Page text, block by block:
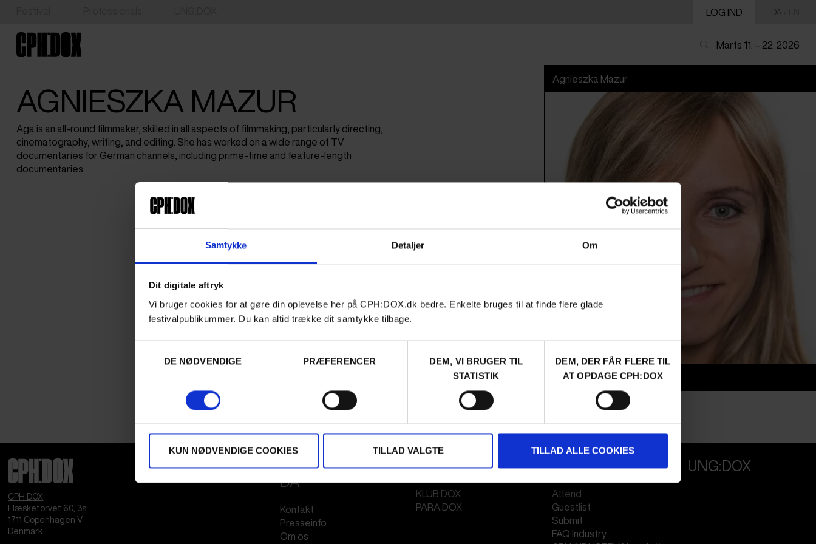
Samtykke Detaljer Om
Dit digitale aftryk
Vi bruger cookies for at gøre din oplevelse her på CPH:DOX.dk bedre. Enkelte bruges til at finde flere glade
festivalpublikummer. Du kan altid trække dit samtykke tilbage.
DE NØDVENDIGE
PRÆFERENCER
DEM, VI BRUGER TIL
STATISTIK
DEM, DER FÅR FLERE TIL
AT OPDAGE CPH:DOX
KUN NØDVENDIGE COOKIES TILLAD VALGTE TILLAD ALLE COOKIES
LOG IND DA
Marts 11. – 22. 2026
AGNIESZKA MAZUR
Aga is an all-round filmmaker, skilled in all aspects of filmmaking, particularly directing,
cinematography, writing, and editing. She has worked on a wide range of TV
documentaries for German channels, including prime-time and feature-length
documentaries.
Agnieszka Mazur
Info
Nationalitet
Profession
Director
CPH:DOX
Flæsketorvet 60, 3s
1711 Copenhagen V
Denmark
FESTIVAL 2026
DA
Kontakt
Presseinfo
Om os
STREAMING
KLUB:DOX
PARA:DOX
PROFESSIONALS
Attend
Guestlist
Submit
FAQ Industry
UNG:DOX